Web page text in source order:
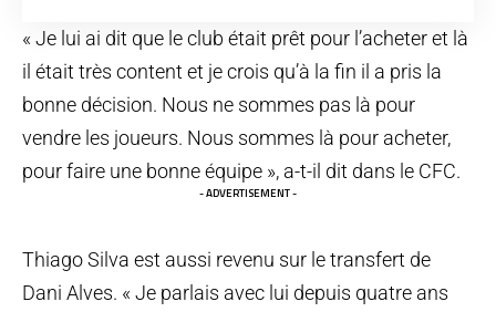
« Je lui ai dit que le club était prêt pour l’acheter et là
il était très content et je crois qu’à la fin il a pris la
bonne décision. Nous ne sommes pas là pour
vendre les joueurs. Nous sommes là pour acheter,
pour faire une bonne équipe », a-t-il dit dans le CFC.
- ADVERTISEMENT -
Thiago Silva est aussi revenu sur le transfert de
Dani Alves. « Je parlais avec lui depuis quatre ans